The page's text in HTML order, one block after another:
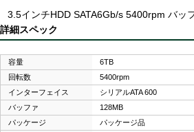
3.5インチHDD SATA6Gb/s 5400rpm バッ
詳細スペック
容量
6TB
回転数
5400rpm
インターフェイス
シリアルATA 600
バッファ
128MB
パッケージ
パッケージ品